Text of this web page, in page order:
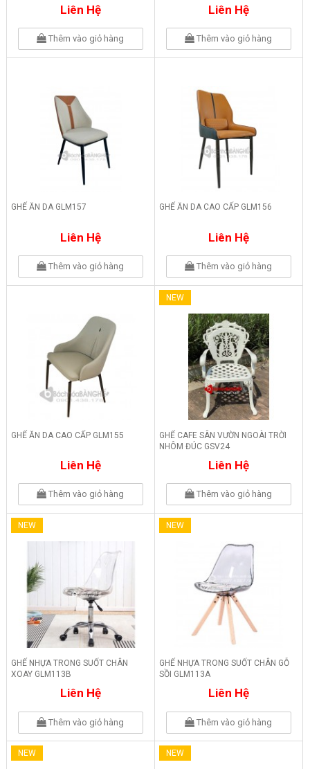
Liên Hệ
Thêm vào giỏ hàng
Liên Hệ
Thêm vào giỏ hàng
GHẾ ĂN DA GLM157
Liên Hệ
Thêm vào giỏ hàng
GHẾ ĂN DA CAO CẤP GLM156
Liên Hệ
Thêm vào giỏ hàng
GHẾ ĂN DA CAO CẤP GLM155
Liên Hệ
Thêm vào giỏ hàng
NEW
GHẾ CAFE SÂN VƯỜN NGOÀI TRỜI
NHÔM ĐÚC GSV24
Liên Hệ
Thêm vào giỏ hàng
NEW
GHẾ NHỰA TRONG SUỐT CHÂN
XOAY GLM113B
Liên Hệ
Thêm vào giỏ hàng
NEW
GHẾ NHỰA TRONG SUỐT CHÂN GỖ
SỒI GLM113A
Liên Hệ
Thêm vào giỏ hàng
NEW NEW